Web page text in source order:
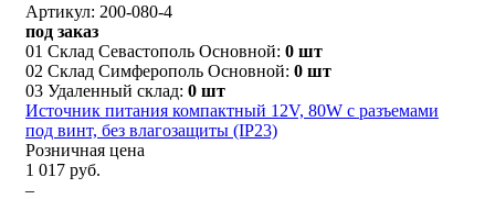
Артикул: 200-080-4
под заказ
01 Склад Севастополь Основной: 0 шт
02 Склад Симферополь Основной: 0 шт
03 Удаленный склад: 0 шт
Источник питания компактный 12V, 80W с разъемами
под винт, без влагозащиты (IP23)
Розничная цена
1 017 руб.
–